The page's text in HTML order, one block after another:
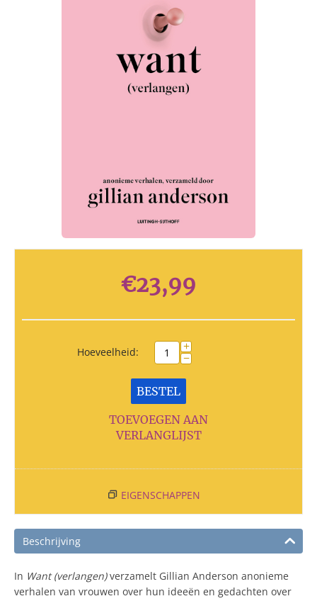
€23,99
Hoeveelheid: +
−
BESTEL
TOEVOEGEN AAN
VERLANGLIJST
EIGENSCHAPPEN
Beschrijving
In Want (verlangen)verzamelt Gillian Anderson anonieme
verhalen van vrouwen over hun ideeën en gedachten over